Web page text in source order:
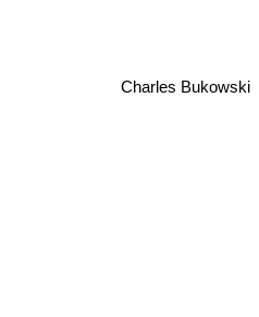
Charles Bukowski